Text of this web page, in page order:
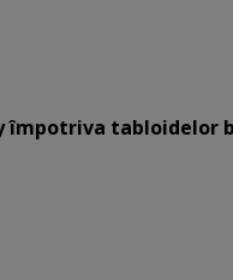
împotriva tabloidelor